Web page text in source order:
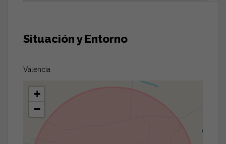
Situación y Entorno
Valencia
+
−